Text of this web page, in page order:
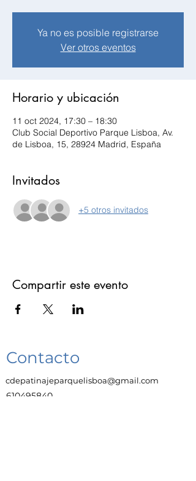
Ya no es posible registrarse
Ver otros eventos
Horario y ubicación
11 oct 2024, 17:30 – 18:30
Club Social Deportivo Parque Lisboa, Av.
de Lisboa, 15, 28924 Madrid, España
Invitados
+5 otros invitados
Compartir este evento
Contacto
cdepatinajeparquelisboa@gmail.com
610495840